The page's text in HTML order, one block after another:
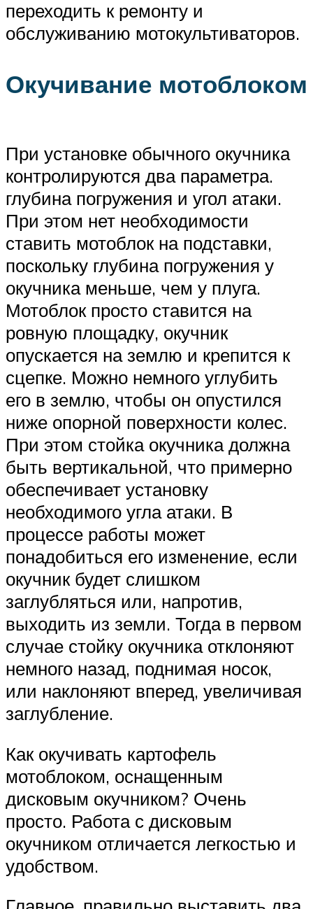
переходить к ремонту и
обслуживанию мотокультиваторов.
Окучивание мотоблоком
При установке обычного окучника
контролируются два параметра.
глубина погружения и угол атаки.
При этом нет необходимости
ставить мотоблок на подставки,
поскольку глубина погружения у
окучника меньше, чем у плуга.
Мотоблок просто ставится на
ровную площадку, окучник
опускается на землю и крепится к
сцепке. Можно немного углубить
его в землю, чтобы он опустился
ниже опорной поверхности колес.
При этом стойка окучника должна
быть вертикальной, что примерно
обеспечивает установку
необходимого угла атаки. В
процессе работы может
понадобиться его изменение, если
окучник будет слишком
заглубляться или, напротив,
выходить из земли. Тогда в первом
случае стойку окучника отклоняют
немного назад, поднимая носок,
или наклоняют вперед, увеличивая
заглубление.
Как окучивать картофель
мотоблоком, оснащенным
дисковым окучником? Очень
просто. Работа с дисковым
окучником отличается легкостью и
удобством.